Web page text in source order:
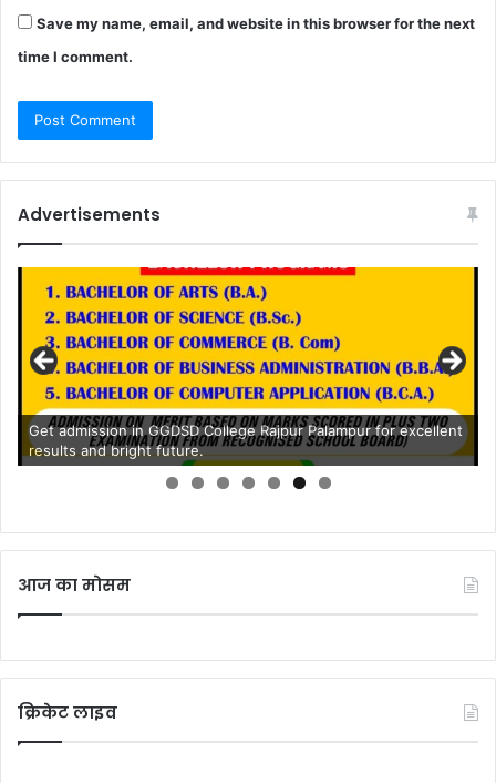
Save my name, email, and website in this browser for the next
time I comment.
Advertisements
Get admission in GGDSD College Rajpur Palampur for excellent
results and bright future.
आज का मोसम
क्रिकेट लाइव